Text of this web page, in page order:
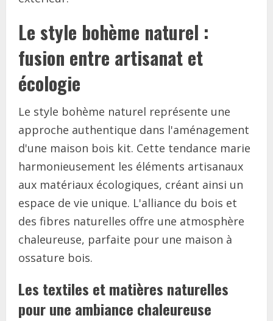
Le style bohème naturel :
fusion entre artisanat et
écologie
Le style bohème naturel représente une
approche authentique dans l'aménagement
d'une maison bois kit. Cette tendance marie
harmonieusement les éléments artisanaux
aux matériaux écologiques, créant ainsi un
espace de vie unique. L'alliance du bois et
des fibres naturelles offre une atmosphère
chaleureuse, parfaite pour une maison à
ossature bois.
Les textiles et matières naturelles
pour une ambiance chaleureuse